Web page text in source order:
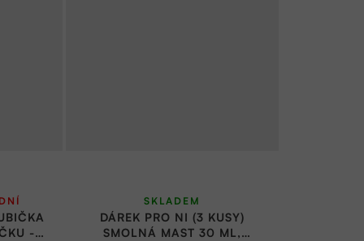
-
DÁREK PRO NI (3 KUSY)
SMOLNÁ MAST 30 ML,
SKLADEM